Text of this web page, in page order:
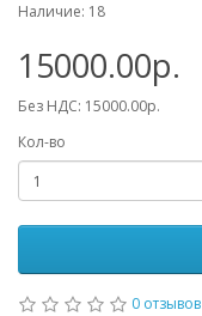
Наличие: 18
15000.00р.
Без НДС: 15000.00р.
Кол-во
0 отзывов